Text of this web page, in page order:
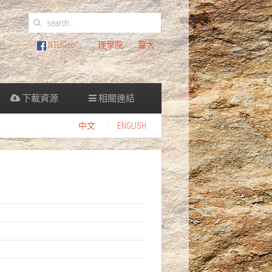
NTUGeo 理學院 臺大
下載資源 相關連結
中文 ENGLISH